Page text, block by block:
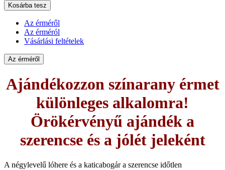
Kosárba tesz
Az érméről
Az érméról
Vásárlási feltételek
Az érméről
Ajándékozzon színarany érmet
különleges alkalomra!
Örökérvényű ajándék a
szerencse és a jólét jeleként
A négylevelű lóhere és a katicabogár a szerencse időtlen